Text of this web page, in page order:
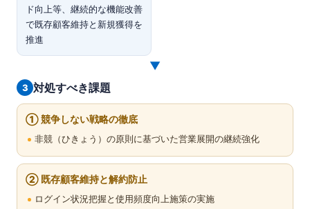
ド向上等、継続的な機能改善
で既存顧客維持と新規獲得を
推進
▼
3 対処すべき課題
① 競争しない戦略の徹底
非競（ひきょう）の原則に基づいた営業展開の継続強化
② 既存顧客維持と解約防止
ログイン状況把握と使用頻度向上施策の実施